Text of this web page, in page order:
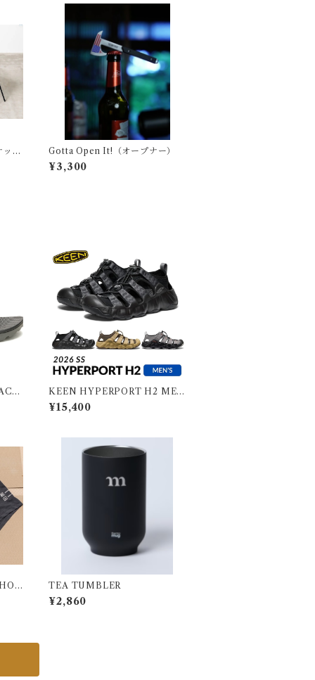
ット
Gotta Open It!（オープナー）
¥3,300
KEEN HYPERPORT H2 MEN
キーン ハイパーポート エイチツ
ー メンズ
¥15,400
TEA TUMBLER
¥2,860